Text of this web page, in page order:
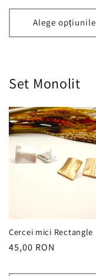
Alege opțiunile
Set Monolit
Cercei mici Rectangle
Preț
45,00 RON